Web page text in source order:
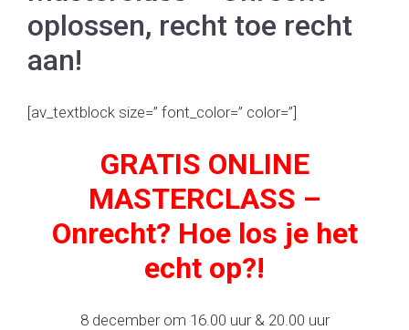
oplossen, recht toe recht
aan!
[av_textblock size=” font_color=” color=”]
GRATIS ONLINE
MASTERCLASS –
Onrecht? Hoe los je het
echt op?!
8 december om 16.00 uur & 20.00 uur